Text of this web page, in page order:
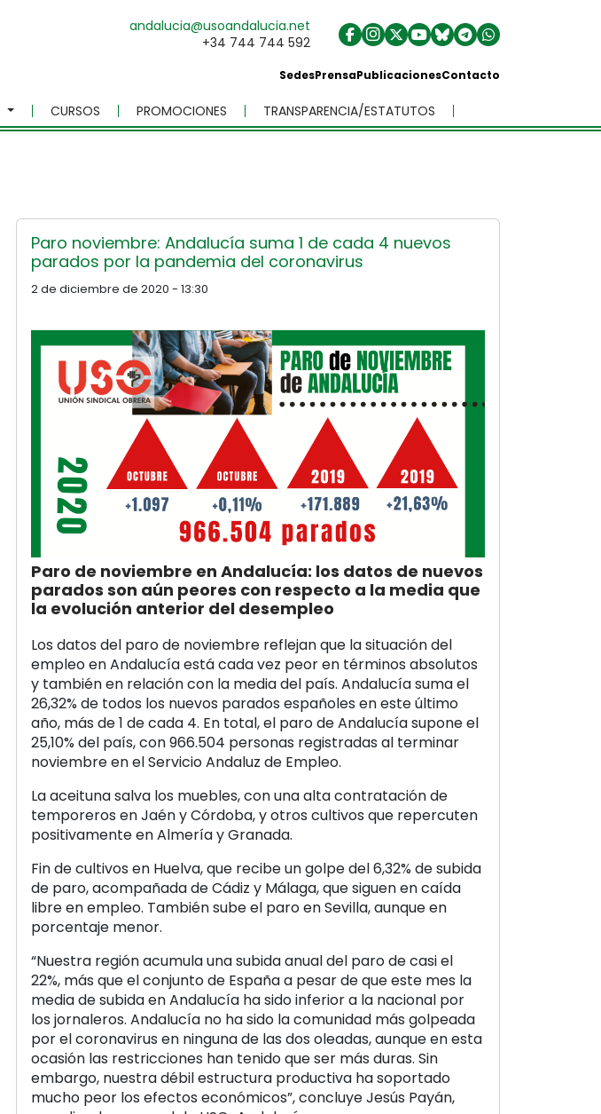
andalucia@usoandalucia.net
+34 744 744 592
SedesPrensaPublicacionesContacto
CURSOS PROMOCIONES TRANSPARENCIA/ESTATUTOS
Paro noviembre: Andalucía suma 1 de cada 4 nuevos
parados por la pandemia del coronavirus
2 de diciembre de 2020 - 13:30
Paro de noviembre en Andalucía: los datos de nuevos
parados son aún peores con respecto a la media que
la evolución anterior del desempleo
Los datos del paro de noviembre reflejan que la situación del
empleo en Andalucía está cada vez peor en términos absolutos
y también en relación con la media del país. Andalucía suma el
26,32% de todos los nuevos parados españoles en este último
año, más de 1 de cada 4. En total, el paro de Andalucía supone el
25,10% del país, con 966.504 personas registradas al terminar
noviembre en el Servicio Andaluz de Empleo.
La aceituna salva los muebles, con una alta contratación de
temporeros en Jaén y Córdoba, y otros cultivos que repercuten
positivamente en Almería y Granada.
Fin de cultivos en Huelva, que recibe un golpe del 6,32% de subida
de paro, acompañada de Cádiz y Málaga, que siguen en caída
libre en empleo. También sube el paro en Sevilla, aunque en
porcentaje menor.
“Nuestra región acumula una subida anual del paro de casi el
22%, más que el conjunto de España a pesar de que este mes la
media de subida en Andalucía ha sido inferior a la nacional por
los jornaleros. Andalucía no ha sido la comunidad más golpeada
por el coronavirus en ninguna de las dos oleadas, aunque en esta
ocasión las restricciones han tenido que ser más duras. Sin
embargo, nuestra débil estructura productiva ha soportado
mucho peor los efectos económicos”, concluye Jesús Payán,